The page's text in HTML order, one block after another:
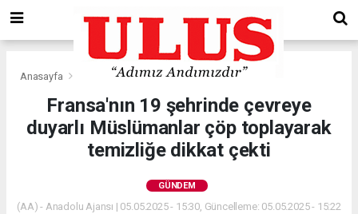
Anasayfa Gündem
Fransa'nın 19 şehrinde çevreye
duyarlı Müslümanlar çöp toplayarak
temizliğe dikkat çekti
GÜNDEM
(AA) - Anadolu Ajansı | 05.05.2025 - 15:30, Güncelleme: 05.05.2025 - 15:22